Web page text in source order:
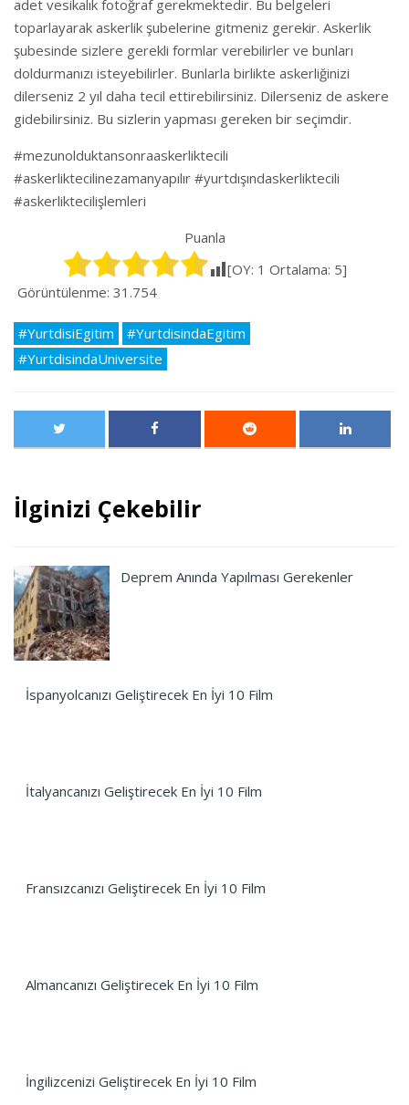
adet vesikalık fotoğraf gerekmektedir. Bu belgeleri
toparlayarak askerlik şubelerine gitmeniz gerekir. Askerlik
şubesinde sizlere gerekli formlar verebilirler ve bunları
doldurmanızı isteyebilirler. Bunlarla birlikte askerliğinizi
dilerseniz 2 yıl daha tecil ettirebilirsiniz. Dilerseniz de askere
gidebilirsiniz. Bu sizlerin yapması gereken bir seçimdir.
#mezunolduktansonraaskerliktecili
#askerliktecilinezamanyapılır #yurtdışındaskerliktecili
#askerliktecilişlemleri
Puanla
[OY: 1 Ortalama: 5]
Görüntülenme: 31.754
#YurtdisiEgitim
#YurtdisindaEgitim
#YurtdisindaUniversite
İlginizi Çekebilir
Deprem Anında Yapılması Gerekenler
İspanyolcanızı Geliştirecek En İyi 10 Film
İtalyancanızı Geliştirecek En İyi 10 Film
Fransızcanızı Geliştirecek En İyi 10 Film
Almancanızı Geliştirecek En İyi 10 Film
İngilizcenizi Geliştirecek En İyi 10 Film